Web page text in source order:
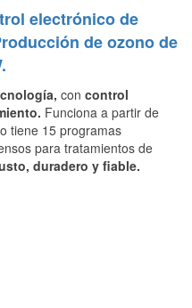
electrónico de
de ozono de
con control
Funciona a partir de
tiene 15 programas
para tratamientos de
duradero y fiable.